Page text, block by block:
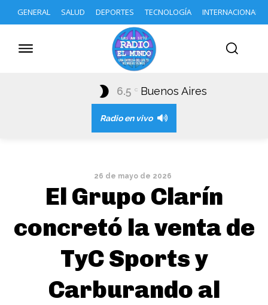
GENERAL SALUD DEPORTES TECNOLOGÍA INTERNACIONAL
6.5 C Buenos Aires
Radio en vivo
26 de mayo de 2026
El Grupo Clarín
concretó la venta de
TyC Sports y
Carburando al